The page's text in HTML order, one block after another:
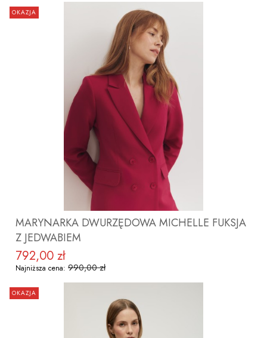
ZOBACZ PRODUKT
OKAZJA
MARYNARKA DWURZĘDOWA MICHELLE FUKSJA
Z JEDWABIEM
Cena promocyjna
792,00 zł
Najniższa cena: 990,00 zł
OKAZJA